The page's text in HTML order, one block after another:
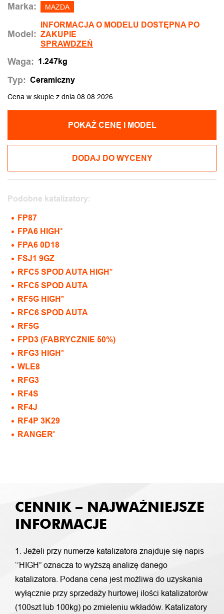
Marka: MAZDA
Model:
INFORMACJA O MODELU DOSTĘPNA PO
ZAKUPIE
SPRAWDZEŃ
Waga: 1.247kg
Typ: Ceramiczny
Cena w skupie z dnia 08.08.2026
POKAŻ CENĘ I MODEL
DODAJ DO WYCENY
Podobne katalizatory:
FP87
FPA6 HIGH*
FPA6 0D18
FSJ1 9GZ
RFC5 SPOD AUTA HIGH*
RFC5 SPOD AUTA
RF5G HIGH*
RFC6 SPOD AUTA
RF5G
FPD3 (FABRYCZNIE 50%)
RFG3 HIGH*
WLE8
RFG3
RF4S
RF4J
RF4P 3K29
RANGER'
CENNIK – NAJWAŻNIEJSZE
INFORMACJE
1. Jeżeli przy numerze katalizatora znajduje się napis
‘’HIGH” oznacza to wyższą analizę danego
katalizatora. Podana cena jest możliwa do uzyskania
wyłącznie przy sprzedaży hurtowej ilości katalizatorów
(100szt lub 100kg) po zmieleniu wkładów. Katalizatory